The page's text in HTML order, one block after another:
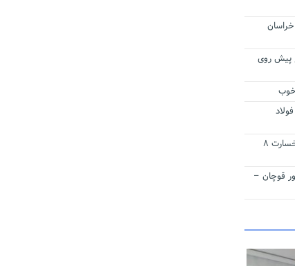
پیش روی
خوب
چشم گریان کشاورزان کاشمری به دلیل خسارت ۸
قوچان –